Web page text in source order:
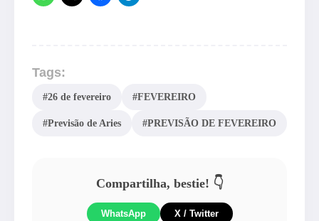
Tags:
#26 de fevereiro #FEVEREIRO
#Previsão de Aries #PREVISÃO DE FEVEREIRO
Compartilha, bestie! 👇
WhatsApp X / Twitter